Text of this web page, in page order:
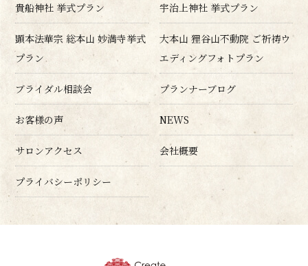
貴船神社 挙式プラン 宇治上神社 挙式プラン
顕本法華宗 総本山 妙満寺挙式
プラン
大本山 狸谷山不動院 ご祈祷ウ
エディングフォトプラン
ブライダル相談会 プランナーブログ
お客様の声 NEWS
サロンアクセス 会社概要
プライバシーポリシー